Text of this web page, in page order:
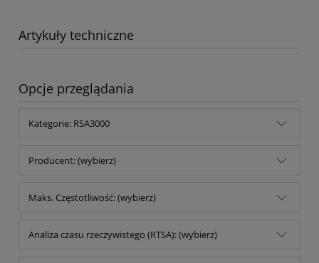
Artykuły techniczne
Opcje przeglądania
Kategorie: RSA3000
Producent: (wybierz)
Maks. Częstotliwość: (wybierz)
Analiza czasu rzeczywistego (RTSA): (wybierz)